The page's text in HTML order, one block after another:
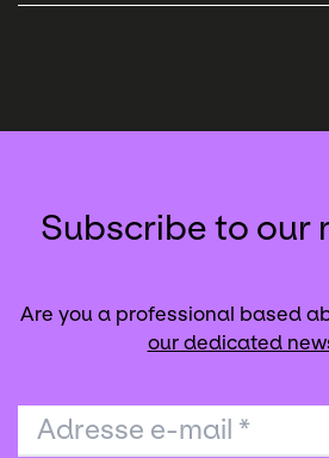
Subscribe to our
Are you a professional based
our dedicated
Adresse e-mail *